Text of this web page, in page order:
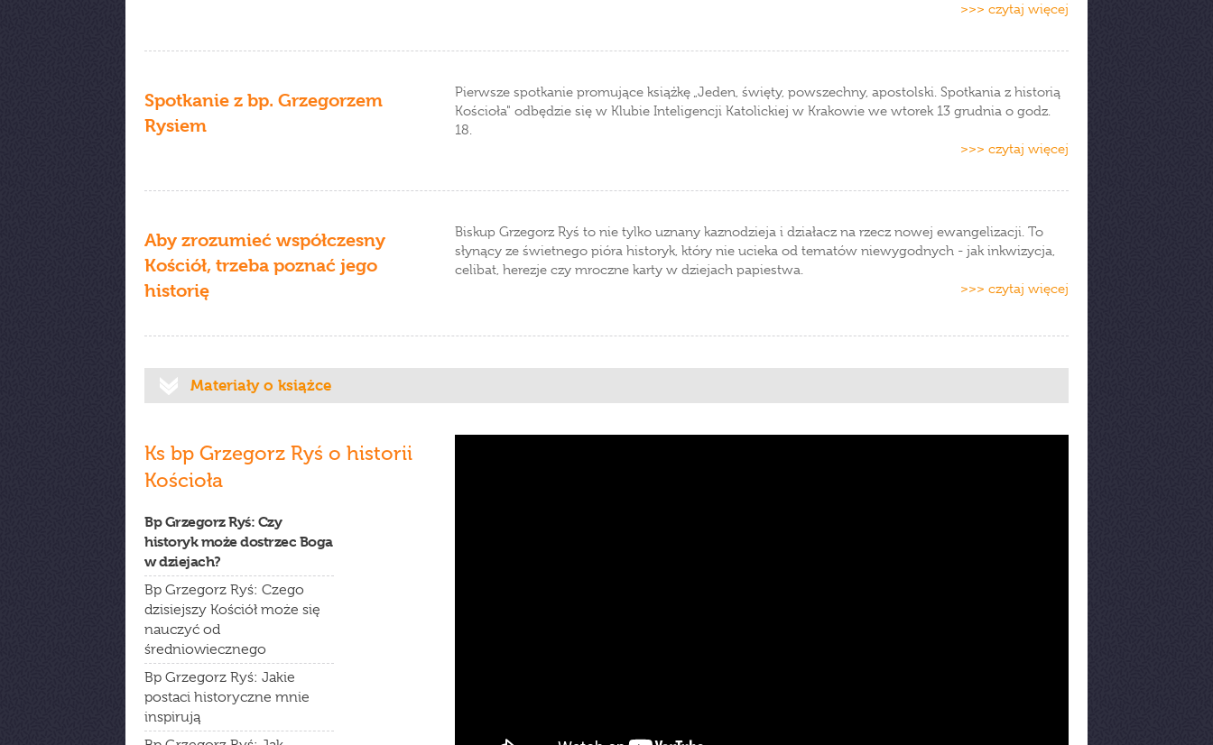
>>> czytaj więcej
Spotkanie z bp. Grzegorzem
Rysiem
Pierwsze spotkanie promujące książkę „Jeden, święty, powszechny, apostolski. Spotkania z historią
Kościoła" odbędzie się w Klubie Inteligencji Katolickiej w Krakowie we wtorek 13 grudnia o godz.
18.
>>> czytaj więcej
Aby zrozumieć współczesny
Kościół, trzeba poznać jego
historię
Biskup Grzegorz Ryś to nie tylko uznany kaznodzieja i działacz na rzecz nowej ewangelizacji. To
słynący ze świetnego pióra historyk, który nie ucieka od tematów niewygodnych - jak inkwizycja,
celibat, herezje czy mroczne karty w dziejach papiestwa.
>>> czytaj więcej
Materiały o książce
Ks bp Grzegorz Ryś o historii
Kościoła
Bp Grzegorz Ryś: Czy
historyk może dostrzec Boga
w dziejach?
Bp Grzegorz Ryś: Czego
dzisiejszy Kościół może się
nauczyć od
średniowiecznego
Bp Grzegorz Ryś: Jakie
postaci historyczne mnie
inspirują